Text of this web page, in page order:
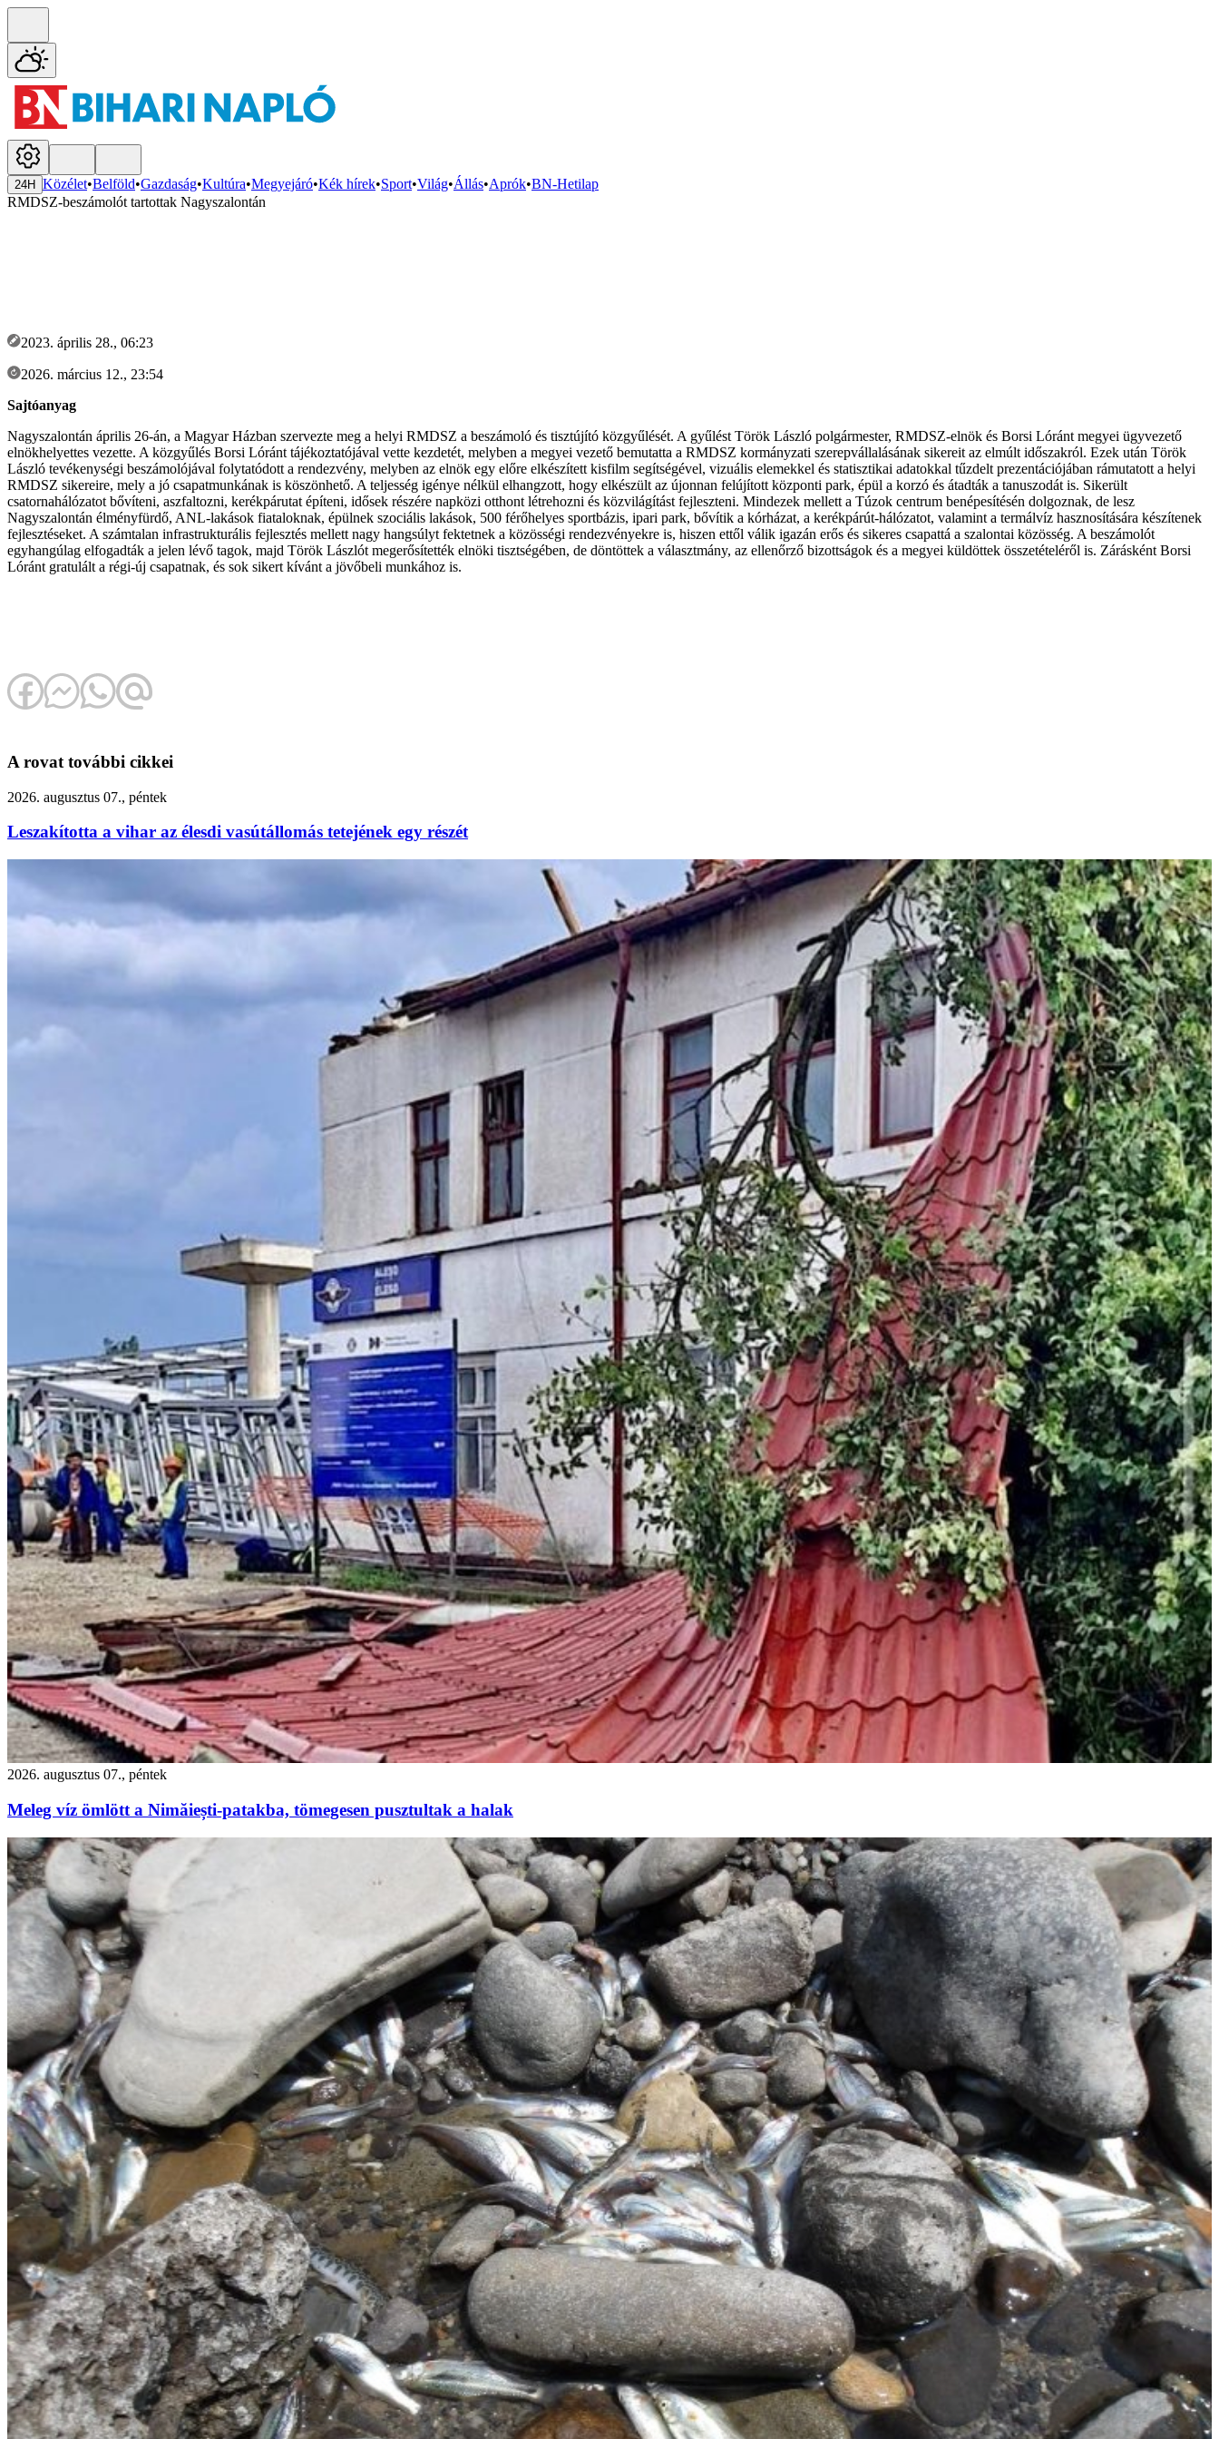
24H Közélet•Belföld•Gazdaság•Kultúra•Megyejáró•Kék hírek•Sport•Világ•Állás•Aprók•BN-Hetilap
RMDSZ-beszámolót tartottak Nagyszalontán
2023. április 28., 06:23
2026. március 12., 23:54
Sajtóanyag
Nagyszalontán április 26-án, a Magyar Házban szervezte meg a helyi RMDSZ a beszámoló és tisztújító közgyűlését. A gyűlést Török László polgármester, RMDSZ-elnök és Borsi Lóránt megyei ügyvezető
elnökhelyettes vezette. A közgyűlés Borsi Lóránt tájékoztatójával vette kezdetét, melyben a megyei vezető bemutatta a RMDSZ kormányzati szerepvállalásának sikereit az elmúlt időszakról. Ezek után Török
László tevékenységi beszámolójával folytatódott a rendezvény, melyben az elnök egy előre elkészített kisfilm segítségével, vizuális elemekkel és statisztikai adatokkal tűzdelt prezentációjában rámutatott a helyi
RMDSZ sikereire, mely a jó csapatmunkának is köszönhető. A teljesség igénye nélkül elhangzott, hogy elkészült az újonnan felújított központi park, épül a korzó és átadták a tanuszodát is. Sikerült
csatornahálózatot bővíteni, aszfaltozni, kerékpárutat építeni, idősek részére napközi otthont létrehozni és közvilágítást fejleszteni. Mindezek mellett a Túzok centrum benépesítésén dolgoznak, de lesz
Nagyszalontán élményfürdő, ANL-lakások fiataloknak, épülnek szociális lakások, 500 férőhelyes sportbázis, ipari park, bővítik a kórházat, a kerékpárút-hálózatot, valamint a termálvíz hasznosítására készítenek
fejlesztéseket. A számtalan infrastrukturális fejlesztés mellett nagy hangsúlyt fektetnek a közösségi rendezvényekre is, hiszen ettől válik igazán erős és sikeres csapattá a szalontai közösség. A beszámolót
egyhangúlag elfogadták a jelen lévő tagok, majd Török Lászlót megerősítették elnöki tisztségében, de döntöttek a választmány, az ellenőrző bizottságok és a megyei küldöttek összetételéről is. Zárásként Borsi
Lóránt gratulált a régi-új csapatnak, és sok sikert kívánt a jövőbeli munkához is.
A rovat további cikkei
2026. augusztus 07., péntek
Leszakította a vihar az élesdi vasútállomás tetejének egy részét
2026. augusztus 07., péntek
Meleg víz ömlött a Nimăiești-patakba, tömegesen pusztultak a halak